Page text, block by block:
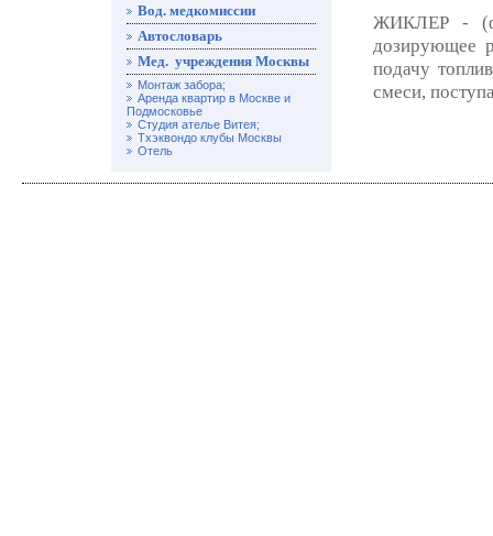
ЖИКЛЕР -
дозирующее
подачу
смеси,
Вод. медкомиссии
Автословарь
Мед. учреждения Москвы
Монтаж забора;
Аренда квартир в Москве и
Подмосковье
Студия ателье Витея;
Тхэквондо клубы Москвы
Отель